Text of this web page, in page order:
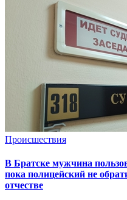
Происшествия
В Братске мужчина
пока полицейский не
отчестве